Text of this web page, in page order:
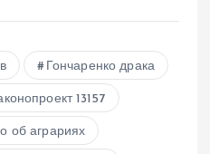
Гончаренко драка
13157
об аграриях